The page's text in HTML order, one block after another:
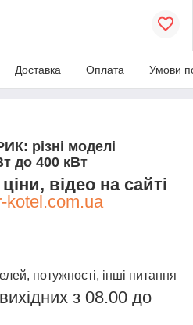
Доставка Оплата Умови
різні моделі
до 400 кВт
відео на сайті
kotel.com.ua
потужності, інші питання
з 08.00 до